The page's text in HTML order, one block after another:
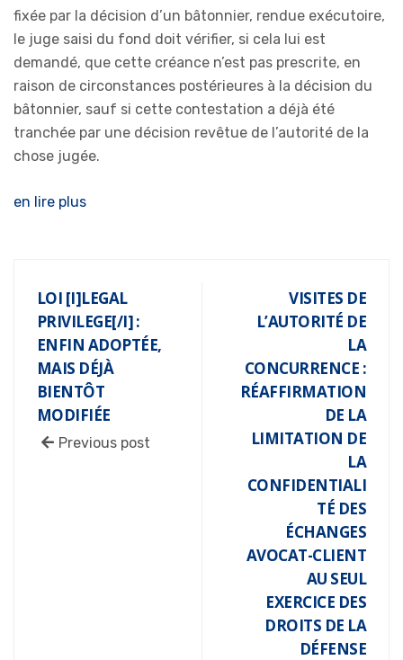
fixée par la décision d’un bâtonnier, rendue exécutoire,
le juge saisi du fond doit vérifier, si cela lui est
demandé, que cette créance n’est pas prescrite, en
raison de circonstances postérieures à la décision du
bâtonnier, sauf si cette contestation a déjà été
tranchée par une décision revêtue de l’autorité de la
chose jugée.
en lire plus
LOI [I]LEGAL
PRIVILEGE[/I] :
ENFIN ADOPTÉE,
MAIS DÉJÀ
BIENTÔT
MODIFIÉE
Previous post
VISITES DE
L’AUTORITÉ DE
LA
CONCURRENCE :
RÉAFFIRMATION
DE LA
LIMITATION DE
LA
CONFIDENTIALI
TÉ DES
ÉCHANGES
AVOCAT-CLIENT
AU SEUL
EXERCICE DES
DROITS DE LA
DÉFENSE